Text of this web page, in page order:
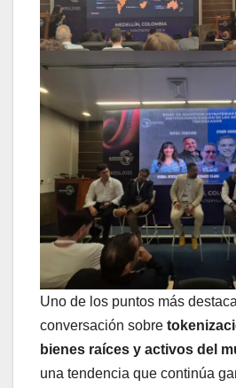
Uno de los puntos más
conversación sobre
bienes raíces y activos del
una tendencia que continúa